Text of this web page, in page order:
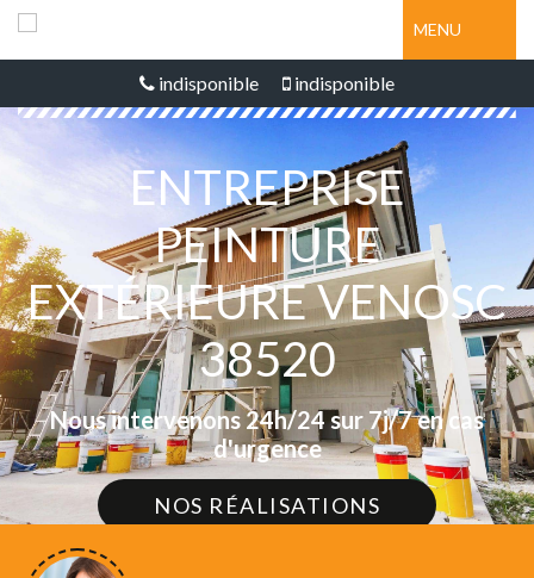
MENU
indisponible indisponible
ENTREPRISE
PEINTURE
EXTÉRIEURE VENOSC
38520
Nous intervenons 24h/24 sur 7j/7 en cas
d'urgence
NOS RÉALISATIONS